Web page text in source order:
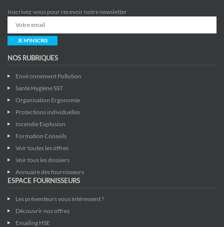
Inscrivez-vous pour recevoir notre newsletter
JE M'INSCRIS
NOS RUBRIQUES
Environnement Pollution
Santé Hygiène SST
Organisation Ergonomie
Protections individuelles
Incendie Explosion
Formation Conseils
Voir toutes les offres
Voir tous les dossiers
Annuaire des fournisseurs
ESPACE FOURNISSEURS
Les préventeurs vous intéressent ?
Découvrir nos offres
Emailing HSE